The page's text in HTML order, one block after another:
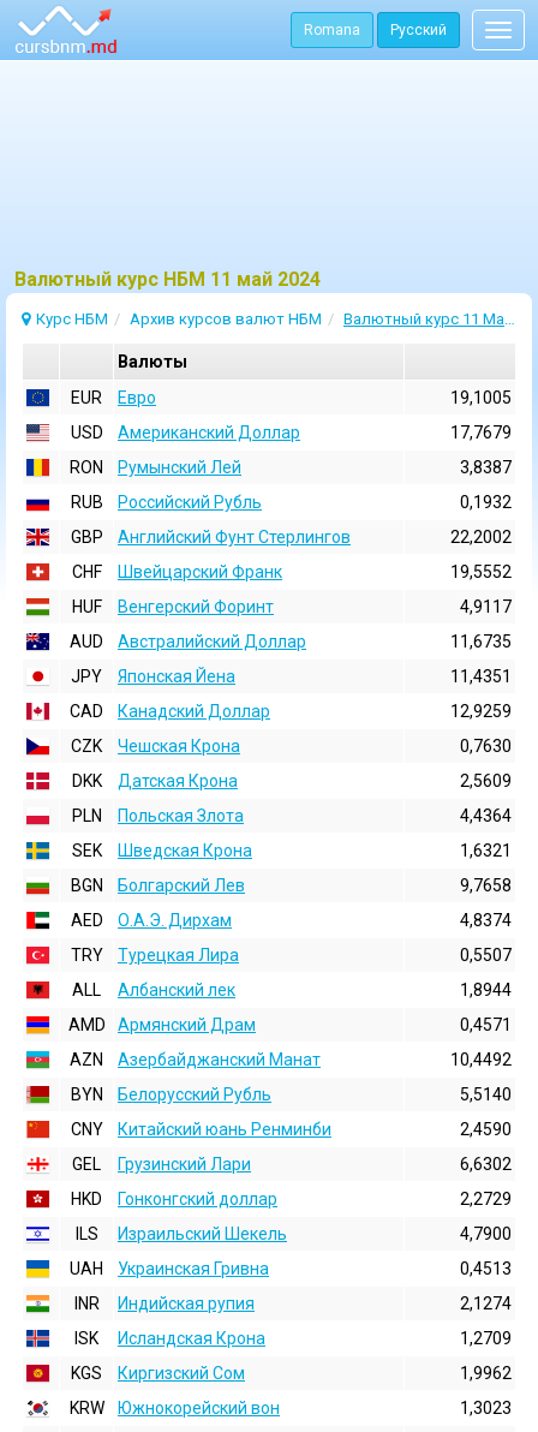
Romana Русский
Bалютный курс НБМ 11 май 2024
Курс НБМ Архив курсов валют НБМ Валютный курс 11 Май 2024
Валюты
EUR
Евро
19,1005
USD
Aмериканский Доллар
17,7679
RON
Румынский Лей
3,8387
RUB
Российский Рубль
0,1932
GBP
Английский Фунт Стерлингов
22,2002
CHF
Швейцарский Франк
19,5552
HUF
Венгерский Форинт
4,9117
AUD
Австралийский Доллар
11,6735
JPY
Японская Йена
11,4351
CAD
Канадский Доллар
12,9259
CZK
Чешская Крона
0,7630
DKK
Датская Крона
2,5609
PLN
Польская Злота
4,4364
SEK
Шведская Крона
1,6321
BGN
Болгарский Лев
9,7658
AED
О.А.Э. Дирхам
4,8374
TRY
Турецкая Лира
0,5507
ALL
Албанский лек
1,8944
AMD
Армянский Драм
0,4571
AZN
Азербайджанский Манат
10,4492
BYN
Белорусский Рубль
5,5140
CNY
Китайский юань Ренминби
2,4590
GEL
Грузинский Лари
6,6302
HKD
Гонконгский доллаp
2,2729
ILS
Израильский Шекель
4,7900
UAH
Украинская Гривна
0,4513
INR
Индийская pупия
2,1274
ISK
Исландская Крона
1,2709
KGS
Киргизский Сом
1,9962
KRW
Южнокорейский вон
1,3023